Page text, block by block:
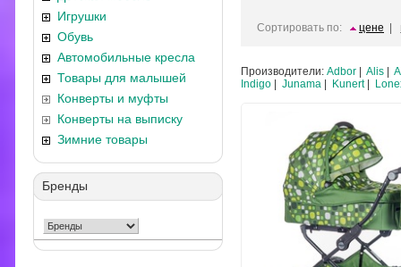
Игрушки
Обувь
Автомобильные кресла
Товары для малышей
Конверты и муфты
Конверты на выписку
Зимние товары
Бренды
Сортировать по: цене
Производители: Adbor Alis
Indigo
Junama Kunert|